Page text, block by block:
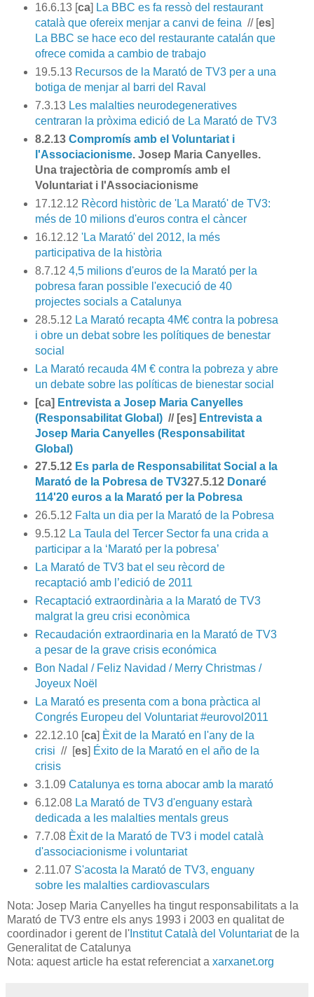
16.6.13 [ca] La BBC es fa ressò del restaurant
català que ofereix menjar a canvi de feina // [es]
La BBC se hace eco del restaurante catalán que
ofrece comida a cambio de trabajo
19.5.13 Recursos de la Marató de TV3 per a una
botiga de menjar al barri del Raval
7.3.13 Les malalties neurodegeneratives
centraran la pròxima edició de La Marató de TV3
8.2.13 Compromís amb el Voluntariat i
l'Associacionisme. Josep Maria Canyelles.
Una trajectòria de compromís amb el
Voluntariat i l'Associacionisme
17.12.12 Rècord històric de 'La Marató' de TV3:
més de 10 milions d'euros contra el càncer
16.12.12 'La Marató' del 2012, la més
participativa de la història
8.7.12 4,5 milions d'euros de la Marató per la
pobresa faran possible l'execució de 40
projectes socials a Catalunya
28.5.12 La Marató recapta 4M€ contra la pobresa
i obre un debat sobre les polítiques de benestar
social
La Marató recauda 4M € contra la pobreza y abre
un debate sobre las políticas de bienestar social
[ca] Entrevista a Josep Maria Canyelles
(Responsabilitat Global)// [es] Entrevista a
Josep Maria Canyelles (Responsabilitat
Global)
27.5.12 Es parla de Responsabilitat Social a la
Marató de la Pobresa de TV327.5.12 Donaré
114'20 euros a la Marató per la Pobresa
26.5.12 Falta un dia per la Marató de la Pobresa
9.5.12 La Taula del Tercer Sector fa una crida a
participar a la ‘Marató per la pobresa’
La Marató de TV3 bat el seu rècord de
recaptació amb l’edició de 2011
Recaptació extraordinària a la Marató de TV3
malgrat la greu crisi econòmica
Recaudación extraordinaria en la Marató de TV3
a pesar de la grave crisis económica
Bon Nadal / Feliz Navidad / Merry Christmas /
Joyeux Noël
La Marató es presenta com a bona pràctica al
Congrés Europeu del Voluntariat #eurovol2011
22.12.10 [ca] Èxit de la Marató en l'any de la
crisi // [es] Éxito de la Marató en el año de la
crisis
3.1.09 Catalunya es torna abocar amb la marató
6.12.08 La Marató de TV3 d'enguany estarà
dedicada a les malalties mentals greus
7.7.08 Èxit de la Marató de TV3 i model català
d'associacionisme i voluntariat
2.11.07 S'acosta la Marató de TV3, enguany
sobre les malalties cardiovasculars
Nota: Josep Maria Canyelles ha tingut responsabilitats a la
Marató de TV3 entre els anys 1993 i 2003 en qualitat de
coordinador i gerent de l' Institut Català del Voluntariatde la
Generalitat de Catalunya
Nota: aquest article ha estat referenciat a xarxanet.org